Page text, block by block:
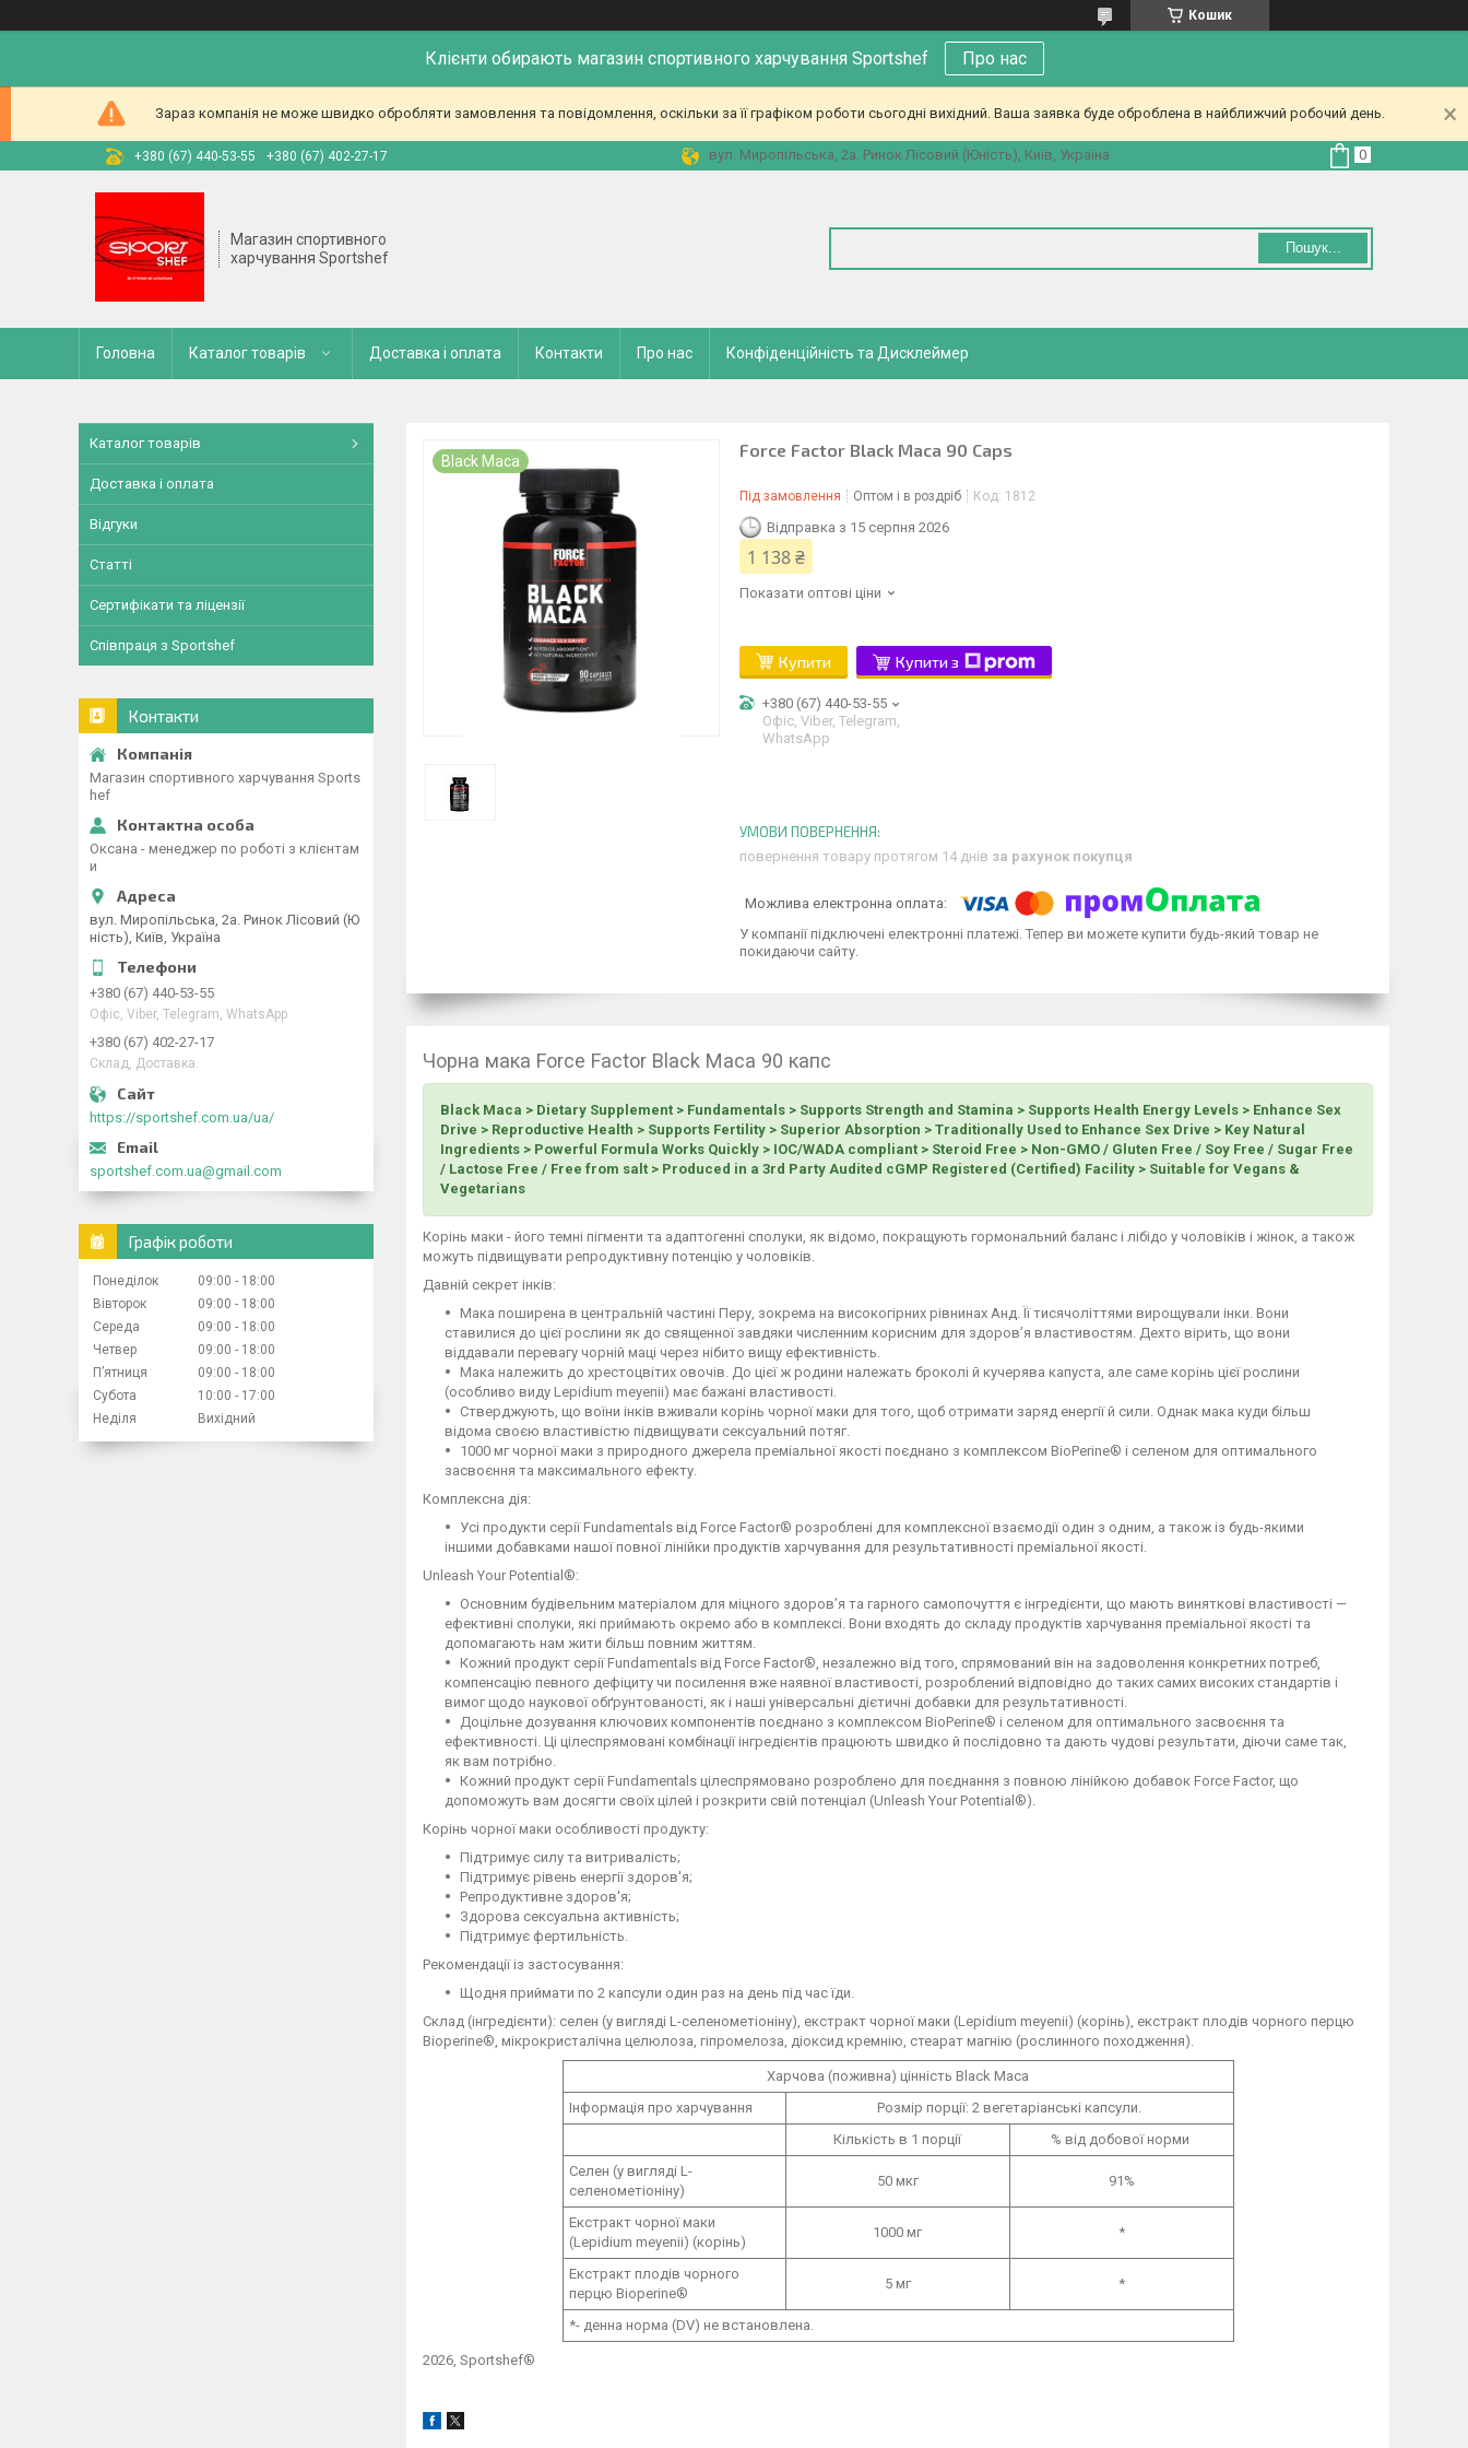
Кошик
Клієнти обирають магазин спортивного харчування Sportshef Про нас
Зараз компанія не може швидко обробляти замовлення та повідомлення, оскільки за її графіком роботи сьогодні вихідний. Ваша заявка буде оброблена в найближчий робочий день.
+380 (67) 440-53-55 +380 (67) 402-27-17 вул. Миропільська, 2а. Ринок Лісовий (Юність), Київ, Україна
Магазин спортивного
харчування Sportshef
Пошук...
Головна Каталог товарів Доставка і оплата Контакти Про нас Конфіденційність та Дисклеймер
Black Maca
Force Factor Black Maca 90 Caps
Під замовлення Оптом і в роздріб Код: 1812
Відправка з 15 серпня 2026
1 138 ₴
Показати оптові ціни
Купити Купити з
+380 (67) 440-53-55
Офіс, Viber, Telegram,
WhatsApp
повернення товару протягом 14 днів за рахунок покупця
У компанії підключені електронні платежі. Тепер ви можете купити будь-який товар не
покидаючи сайту.
Чорна мака Force Factor Black Maca 90 капс
Black Maca > Dietary Supplement > Fundamentals > Supports Strength and Stamina > Supports Health Energy Levels > Enhance Sex
Drive > Reproductive Health > Supports Fertility > Superior Absorption > Traditionally Used to Enhance Sex Drive > Key Natural
Ingredients > Powerful Formula Works Quickly > IOC/WADA compliant > Steroid Free > Non-GMO / Gluten Free / Soy Free / Sugar Free
/ Lactose Free / Free from salt > Produced in a 3rd Party Audited cGMP Registered (Certified) Facility > Suitable for Vegans &
Vegetarians
Корінь маки - його темні пігменти та адаптогенні сполуки, як відомо, покращують гормональний баланс і лібідо у чоловіків і жінок, а також
можуть підвищувати репродуктивну потенцію у чоловіків.
Давній секрет інків:
Мака поширена в центральній частині Перу, зокрема на високогірних рівнинах Анд. Її тисячоліттями вирощували інки. Вони
ставилися до цієї рослини як до священної завдяки численним корисним для здоров’я властивостям. Дехто вірить, що вони
віддавали перевагу чорній маці через нібито вищу ефективність.
Мака належить до хрестоцвітих овочів. До цієї ж родини належать броколі й кучерява капуста, але саме корінь цієї рослини
(особливо виду Lepidium meyenii) має бажані властивості.
Стверджують, що воїни інків вживали корінь чорної маки для того, щоб отримати заряд енергії й сили. Однак мака куди більш
відома своєю властивістю підвищувати сексуальний потяг.
1000 мг чорної маки з природного джерела преміальної якості поєднано з комплексом BioPerine® і селеном для оптимального
засвоєння та максимального ефекту.
Комплексна дія:
Усі продукти серії Fundamentals від Force Factor® розроблені для комплексної взаємодії один з одним, а також із будь-якими
іншими добавками нашої повної лінійки продуктів харчування для результативності преміальної якості.
Unleash Your Potential®:
Основним будівельним матеріалом для міцного здоров’я та гарного самопочуття є інгредієнти, що мають виняткові властивості —
ефективні сполуки, які приймають окремо або в комплексі. Вони входять до складу продуктів харчування преміальної якості та
допомагають нам жити більш повним життям.
Кожний продукт серії Fundamentals від Force Factor®, незалежно від того, спрямований він на задоволення конкретних потреб,
компенсацію певного дефіциту чи посилення вже наявної властивості, розроблений відповідно до таких самих високих стандартів і
вимог щодо наукової обґрунтованості, як і наші універсальні дієтичні добавки для результативності.
Доцільне дозування ключових компонентів поєднано з комплексом BioPerine® і селеном для оптимального засвоєння та
ефективності. Ці цілеспрямовані комбінації інгредієнтів працюють швидко й послідовно та дають чудові результати, діючи саме так,
як вам потрібно.
Кожний продукт серії Fundamentals цілеспрямовано розроблено для поєднання з повною лінійкою добавок Force Factor, що
допоможуть вам досягти своїх цілей і розкрити свій потенціал (Unleash Your Potential®).
Корінь чорної маки особливості продукту:
Підтримує силу та витривалість;
Підтримує рівень енергії здоров'я;
Репродуктивне здоров'я;
Здорова сексуальна активність;
Підтримує фертильність.
Рекомендації із застосування:
Щодня приймати по 2 капсули один раз на день під час їди.
Склад (інгредієнти): селен (у вигляді L-селенометіоніну), екстракт чорної маки (Lepidium meyenii) (корінь), екстракт плодів чорного перцю
Bioperine®, мікрокристалічна целюлоза, гіпромелоза, діоксид кремнію, стеарат магнію (рослинного походження).
Харчова (поживна) цінність Black Maca
Інформація про харчування
Розмір порції: 2 вегетаріанські капсули.
Кількість в 1 порції
% від добової норми
Селен (у вигляді L-
селенометіоніну)
50 мкг 91%
Екстракт чорної маки
(Lepidium meyenii) (корінь)
1000 мг *
Екстракт плодів чорного
перцю Bioperine®
5 мг *
*- денна норма (DV) не встановлена.
2026, Sportshef®
Каталог товарів
Доставка і оплата
Відгуки
Статті
Сертифікати та ліцензії
Співпраця з Sportshef
Контакти
Магазин спортивного харчування Sports
hef
Оксана - менеджер по роботі з клієнтам
и
вул. Миропільська, 2а. Ринок Лісовий (Ю
ність), Київ, Україна
+380 (67) 440-53-55
Офіс, Viber, Telegram, WhatsApp
+380 (67) 402-27-17
Склад, Доставка.
https://sportshef.com.ua/ua/
sportshef.com.ua@gmail.com
Графік роботи
Понеділок 09:00
18:00
Вівторок
09:00
18:00
Середа
09:00
18:00
Четвер
09:00
18:00
Пʼятниця
09:00
18:00
Субота
10:00
17:00
Неділя
Вихідний